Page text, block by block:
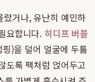
랐거나, 유난히 예민하
요합니다. 히디프 버블
)을 덜어 얼굴에 두툼
도록 팩처럼 얹어두고